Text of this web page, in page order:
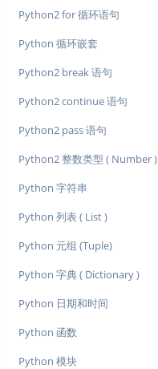
Python2 for 循环语句
Python 循环嵌套
Python2 break 语句
Python2 continue 语句
Python2 pass 语句
Python2 整数类型 ( Number )
Python 字符串
Python 列表 ( List )
Python 元组 (Tuple)
Python 字典 ( Dictionary )
Python 日期和时间
Python 函数
Python 模块